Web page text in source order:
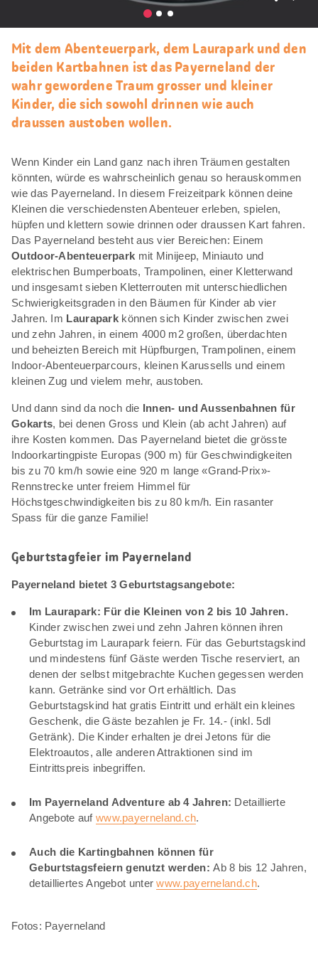
Mit dem Abenteuerpark, dem Laurapark und den
beiden Kartbahnen ist das Payerneland der
wahr gewordene Traum grosser und kleiner
Kinder, die sich sowohl drinnen wie auch
draussen austoben wollen.
Wenn Kinder ein Land ganz nach ihren Träumen gestalten
könnten, würde es wahrscheinlich genau so herauskommen
wie das Payerneland. In diesem Freizeitpark können deine
Kleinen die verschiedensten Abenteuer erleben, spielen,
hüpfen und klettern sowie drinnen oder draussen Kart fahren.
Das Payerneland besteht aus vier Bereichen: Einem
Outdoor-Abenteuerpark mit Minijeep, Miniauto und
elektrischen Bumperboats, Trampolinen, einer Kletterwand
und insgesamt sieben Kletterrouten mit unterschiedlichen
Schwierigkeitsgraden in den Bäumen für Kinder ab vier
Jahren. Im Laurapark können sich Kinder zwischen zwei
und zehn Jahren, in einem 4000 m2 großen, überdachten
und beheizten Bereich mit Hüpfburgen, Trampolinen, einem
Indoor-Abenteuerparcours, kleinen Karussells und einem
kleinen Zug und vielem mehr, austoben.
Und dann sind da noch die Innen- und Aussenbahnen für
Gokarts, bei denen Gross und Klein (ab acht Jahren) auf
ihre Kosten kommen. Das Payerneland bietet die grösste
Indoorkartingpiste Europas (900 m) für Geschwindigkeiten
bis zu 70 km/h sowie eine 920 m lange «Grand-Prix»-
Rennstrecke unter freiem Himmel für
Höchstgeschwindigkeiten bis zu 80 km/h. Ein rasanter
Spass für die ganze Familie!
Geburtstagfeier im Payerneland
Payerneland bietet 3 Geburtstagsangebote:
Im Laurapark: Für die Kleinen von 2 bis 10 Jahren.
Kinder zwischen zwei und zehn Jahren können ihren
Geburtstag im Laurapark feiern. Für das Geburtstagskind
und mindestens fünf Gäste werden Tische reserviert, an
denen der selbst mitgebrachte Kuchen gegessen werden
kann. Getränke sind vor Ort erhältlich. Das
Geburtstagskind hat gratis Eintritt und erhält ein kleines
Geschenk, die Gäste bezahlen je Fr. 14.- (inkl. 5dl
Getränk). Die Kinder erhalten je drei Jetons für die
Elektroautos, alle anderen Attraktionen sind im
Eintrittspreis inbegriffen.
Im Payerneland Adventure ab 4 Jahren: Detaillierte
Angebote auf www.payerneland.ch.
Auch die Kartingbahnen können für
Geburtstagsfeiern genutzt werden:Ab 8 bis 12 Jahren,
detailliertes Angebot unterwww.payerneland.ch.
Fotos: Payerneland